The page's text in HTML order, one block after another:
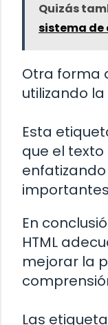
Quizás
sistema de
Otra forma
utilizando
Esta
que el
En
HTML
mejorar la
Las